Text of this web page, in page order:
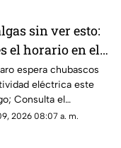
sin ver esto:
el horario en el
esperan lluvias
en
espera chubascos
eléctrica este
Consulta el
por municipios y
2026 08:07 a. m.